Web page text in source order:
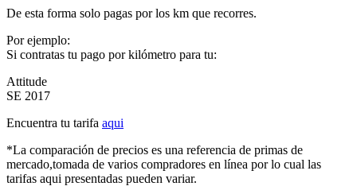
De esta forma solo pagas por los km que recorres.
Por ejemplo:
Si contratas tu pago por kilómetro para tu:
Attitude
SE 2017
Encuentra tu tarifa aqui
*La comparación de precios es una referencia de primas de
mercado,tomada de varios compradores en línea por lo cual las
tarifas aqui presentadas pueden variar.